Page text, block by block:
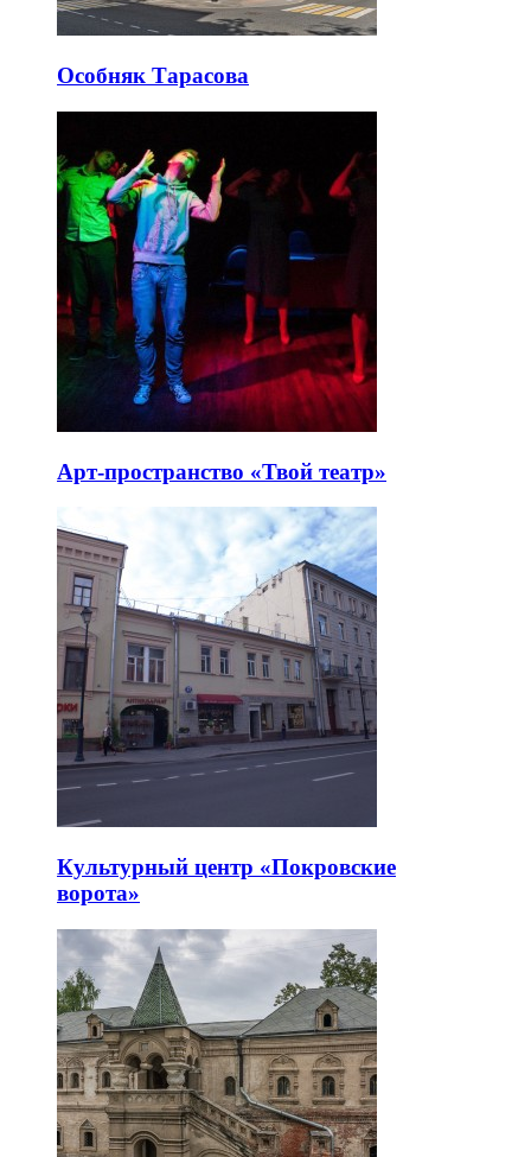
Особняк Тарасова
Арт-пространство «Твой театр»
Культурный центр «Покровские
ворота»